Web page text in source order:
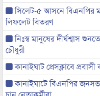
সিলেট-৫ আসনে বিএনপির
লিফলেট বিতরণ
নিঃস্ব মানুষের দীর্ঘশ্বাস
চৌধুরী
কানাইঘাট প্রেসক্লাবে
কানাইঘাটে বিএনপির